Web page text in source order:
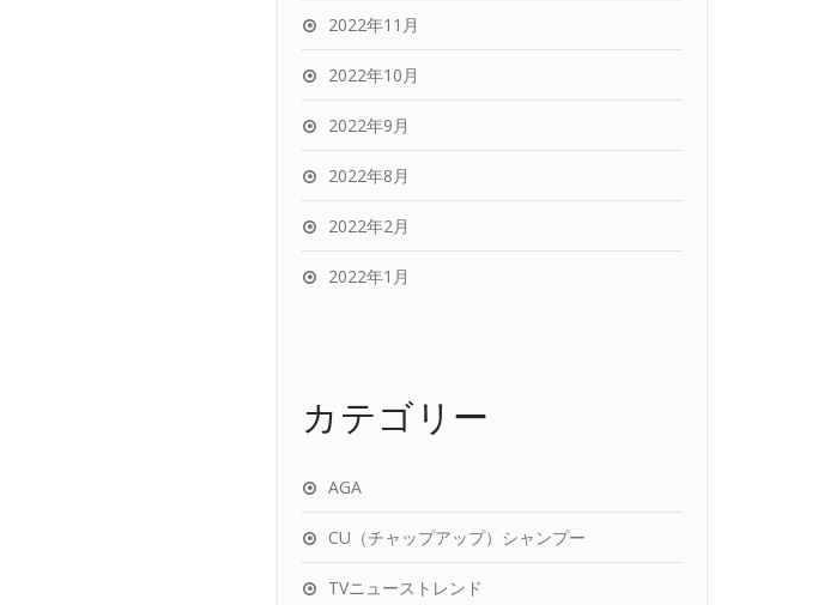
2022年11月
2022年10月
2022年9月
2022年8月
2022年2月
2022年1月
カテゴリー
AGA
CU（チャップアップ）シャンプー
TVニューストレンド